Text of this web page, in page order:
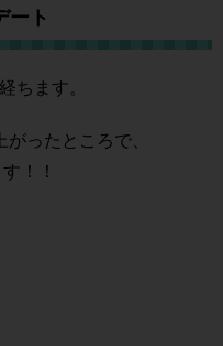
ート
ちます。
ったところで、
！！